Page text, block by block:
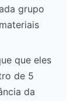
grupo
que eles
de 5
da